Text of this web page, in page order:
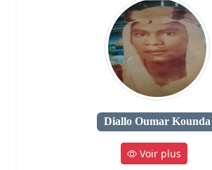
Diallo Oumar Kounda
Voir plus